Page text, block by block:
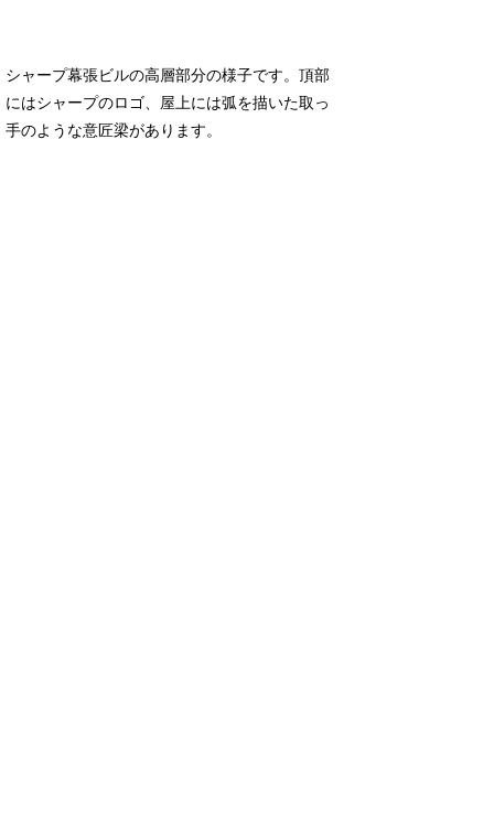
シャープ幕張ビルの高層部分の様子です。頂部
にはシャープのロゴ、屋上には弧を描いた取っ
手のような意匠梁があります。